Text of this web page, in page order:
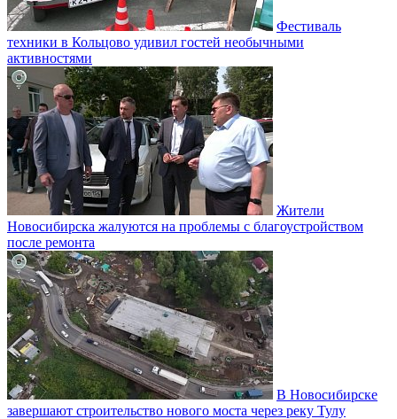
Фестиваль
техники в Кольцово удивил гостей необычными
активностями
Жители
Новосибирска жалуются на проблемы с благоустройством
после ремонта
В Новосибирске
завершают строительство нового моста через реку Тулу